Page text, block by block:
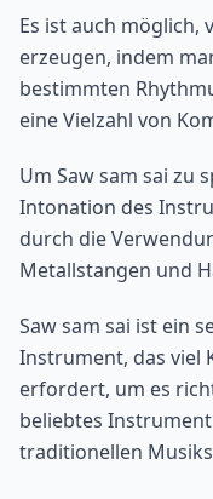
Es ist auch möglich,
erzeugen, indem
bestimmten
eine Vielzahl von
Um Saw sam sai zu
Intonation des
durch die
Metallstangen und
Saw sam sai ist ein
Instrument, das viel
erfordert, um es
beliebtes
traditionellen